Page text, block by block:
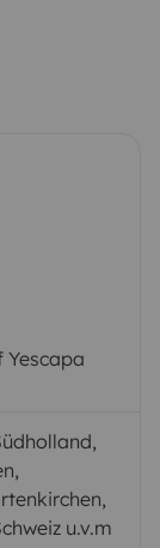
Yescapa
u.v.m